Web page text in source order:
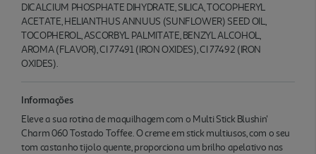
DICALCIUM PHOSPHATE DIHYDRATE, SILICA, TOCOPHERYL
ACETATE, HELIANTHUS ANNUUS (SUNFLOWER) SEED OIL,
TOCOPHEROL, ASCORBYL PALMITATE, BENZYL ALCOHOL,
AROMA (FLAVOR), CI 77491 (IRON OXIDES), CI 77492 (IRON
OXIDES).
Informações
Eleve a sua rotina de maquilhagem com o Multi Stick Blushin'
Charm 060 Tostado Toffee. O creme em stick multiusos, com o seu
tom castanho tijolo quente, proporciona um brilho apelativo nas